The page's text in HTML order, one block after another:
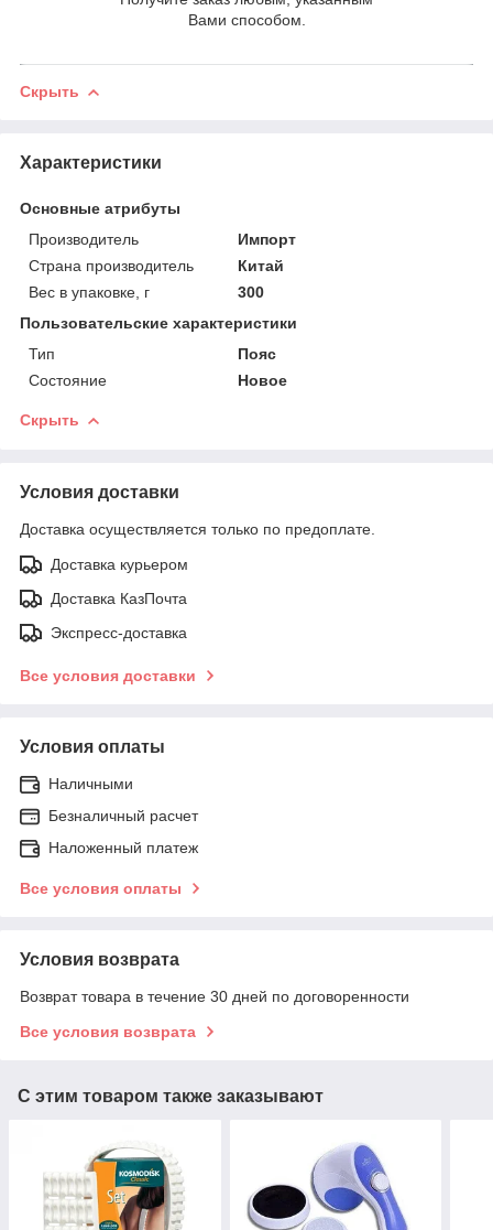
Вами способом.
Скрыть
Характеристики
Основные атрибуты
Производитель
Импорт
Страна производитель
Китай
Вес в упаковке, г
300
Пользовательские характеристики
Тип
Пояс
Состояние
Новое
Скрыть
Условия доставки
Доставка осуществляется только по предоплате.
Доставка курьером
Доставка КазПочта
Экспресс-доставка
Все условия доставки
Условия оплаты
Наличными
Безналичный расчет
Наложенный платеж
Все условия оплаты
Условия возврата
Возврат товара в течение 30 дней по договоренности
Все условия возврата
С этим товаром также заказывают